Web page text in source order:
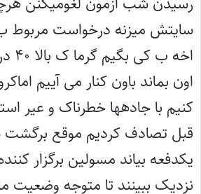
سایتش میزنه درخواست مربوط
اون بماند باون کنار می آییم
کنیم با جادهها خطرناک و عیر
قبل تصادف کردیم موقع برگشت
یکدفعه بیاند مسولین برگزار
نزدیک ببینند تا متوجه وضعیت